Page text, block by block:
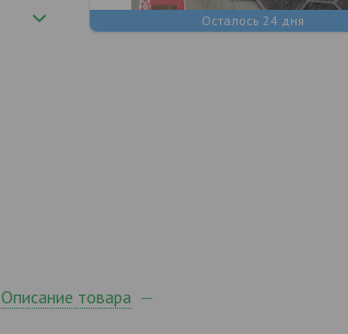
Осталось 24 дня
Описание товара